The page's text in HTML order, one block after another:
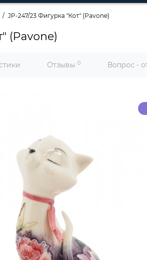
JP-247/23 Фигурка "Кот" (Pavone)
(Pavone)
Отзывы 0 Вопрос -